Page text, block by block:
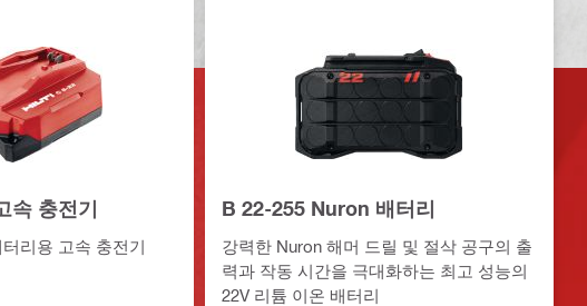
속 충전기
리용 고속 충전기
B 22-255 Nuron 배터리
강력한 Nuron 해머 드릴 및 절삭 공구의 출
력과 작동 시간을 극대화하는 최고 성능의
22V 리튬 이온 배터리